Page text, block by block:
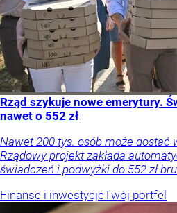
Rząd szykuje nowe emerytury.
nawet o 552 zł
Nawet 200 tys. osób może dostać
Rządowy projekt zakłada
świadczeń i podwyżki do 552 zł
Finanse i inwestycjeTwój portfel